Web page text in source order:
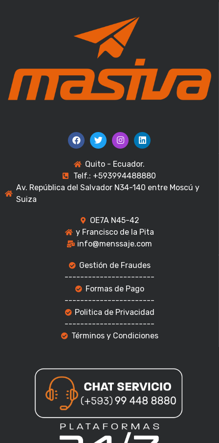
Quito - Ecuador.
Telf.: +593994488880
Av. República del Salvador N34-140 entre Moscú y
Suiza
OE7A N45-42
y Francisco de la Pita
info@menssaje.com
Gestión de Fraudes
-----------------------
Formas de Pago
-----------------------
Politica de Privacidad
-----------------------
Términos y Condiciones